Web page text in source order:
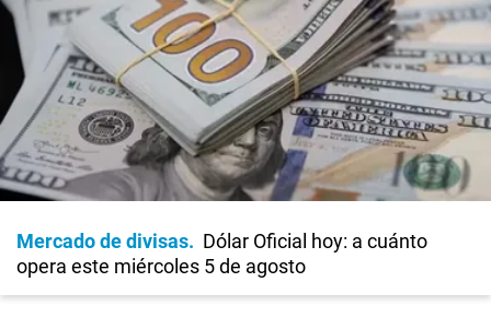
Mercado de divisas
Dólar Oficial hoy: a cuánto
opera este miércoles 5 de agosto